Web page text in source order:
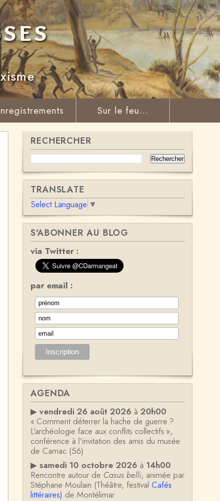
Sur le feu...
RECHERCHER
TRANSLATE
Select Language ▼
S'ABONNER AU BLOG
via Twitter :
par email :
AGENDA
▶ vendredi 26 août 2026 à 20h00
« Comment déterrer la hache de guerre ?
L'archéologie face aux conflits collectifs »,
conférence à l'invitation des amis du musée
de Carnac (56)
▶ samedi 10 octobre 2026 à 14h00
Rencontre autour de Casus belli, animée par
Stéphane Moulain (Théâtre, festival Cafés
littéraires) de Montélimar